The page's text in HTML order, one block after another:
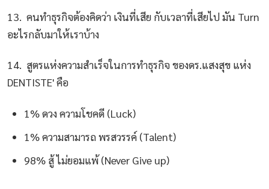
13. คนทำธุรกิจต้องคิดว่า เงินที่เสีย กับเวลาที่เสียไป มัน Turn
อะไรกลับมาให้เราบ้าง
14. สูตรแห่งความสำเร็จในการทำธุรกิจ ของดร.แสงสุข แห่ง
DENTISTE' คือ
1% ดวง ความโชคดี (Luck)
1% ความสามารถ พรสวรรค์ (Talent)
98% สู้ ไม่ยอมแพ้ (Never Give up)